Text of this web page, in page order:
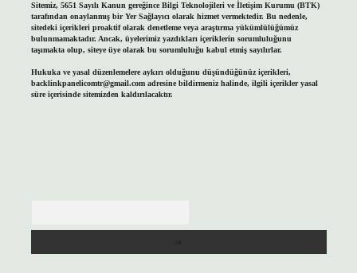
Sitemiz, 5651 Sayılı Kanun gereğince Bilgi Teknolojileri ve İletişim Kurumu (BTK)
tarafından onaylanmış bir Yer Sağlayıcı olarak hizmet vermektedir. Bu nedenle,
sitedeki içerikleri proaktif olarak denetleme veya araştırma yükümlülüğümüz
bulunmamaktadır. Ancak, üyelerimiz yazdıkları içeriklerin sorumluluğunu
taşımakta olup, siteye üye olarak bu sorumluluğu kabul etmiş sayılırlar.
Hukuka ve yasal düzenlemelere aykırı olduğunu düşündüğünüz içerikleri,
backlinkpanelicomtr@gmail.comadresine bildirmeniz halinde, ilgili içerikler yasal
süre içerisinde sitemizden kaldırılacaktır.